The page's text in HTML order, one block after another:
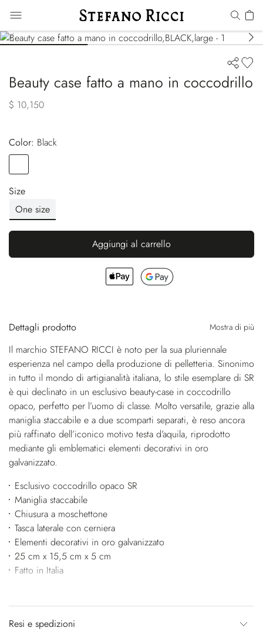
Beauty case fatto a mano in coccodrillo
$ 10,150
Color:
black
Size
One size
Aggiungi al carrello
Dettagli prodotto Mostra di più
Il marchio STEFANO RICCI è noto per la sua pluriennale
esperienza nel campo della produzione di pelletteria. Sinonimo
in tutto il mondo di artigianalità italiana, lo stile esemplare di SR
è qui declinato in un esclusivo beauty-case in coccodrillo
opaco, perfetto per l’uomo di classe. Molto versatile, grazie alla
maniglia staccabile e a due scomparti separati, è reso ancora
più raffinato dell’iconico motivo testa d’aquila, riprodotto
mediante gli emblematici elementi decorativi in oro
galvanizzato.
Esclusivo coccodrillo opaco SR
Maniglia staccabile
Chiusura a moschettone
Tasca laterale con cerniera
Elementi decorativi in oro galvanizzato
25 cm x 15,5 cm x 5 cm
Fatto in Italia
Resi e spedizioni